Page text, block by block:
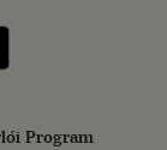
meg: Google
Program